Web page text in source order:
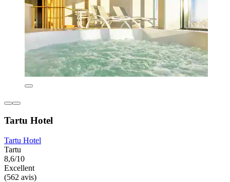
Tartu Hotel
Tartu Hotel
Tartu
8,6/10
Excellent
(562 avis)